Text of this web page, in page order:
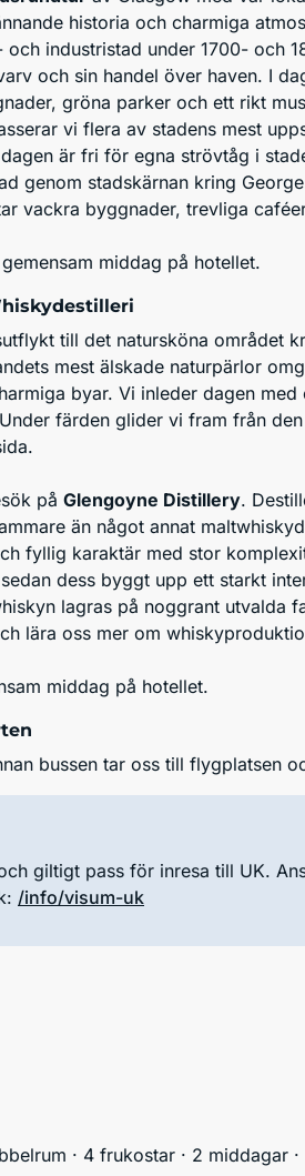
historia och charmiga
industristad under 1700- och
och sin handel över haven. I
gröna parker och ett rikt
vi flera av stadens mest
är fri för egna strövtåg i
genom stadskärnan kring
vackra byggnader, trevliga
middag på hotellet.
till det natursköna området
mest älskade naturpärlor
byar. Vi inleder dagen med
färden glider vi fram från
på Glengoyne Distillery.
än något annat
fyllig karaktär med stor
dess byggt upp ett starkt
lagras på noggrant utvalda
lära oss mer om
middag på hotellet.
bussen tar oss till flygplatsen
giltigt pass för inresa till UK.
/info/visum-uk
· 4 frukostar · 2 middagar